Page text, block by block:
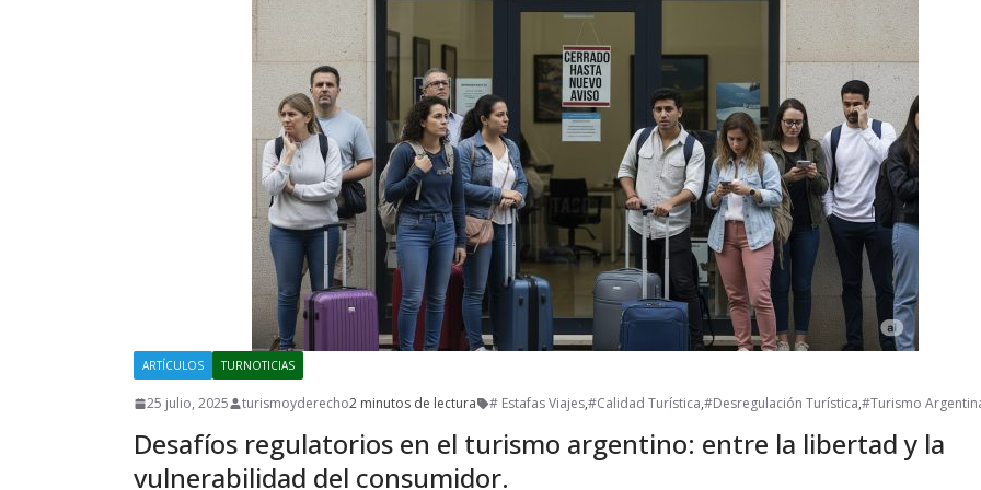
ARTÍCULOS TURNOTICIAS
25 julio, 2025 turismoyderecho2 minutos de lectura # Estafas Viajes,#Calidad Turística,#Desregulación Turística,#Turismo
Desafíos regulatorios en el turismo argentino: entre la libertad y la
vulnerabilidad del consumidor.